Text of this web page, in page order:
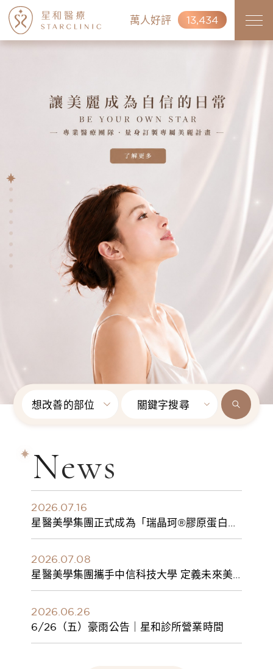
萬人好評 13,434
想改善的部位 關鍵字搜尋
News
2026.07.16
星醫美學集團正式成為「瑞晶珂®膠原蛋白植
入劑」台灣獨家總代理
2026.07.08
星醫美學集團攜手中信科技大學 定義未來美
學人才新標準 建構健康美學產學共育模式 串
2026.06.26
6/26（五）豪雨公告｜星和診所營業時間